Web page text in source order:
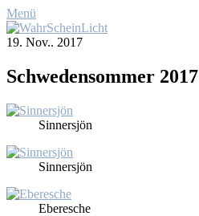
Menü
19. Nov.. 2017
Schwe­den­som­mer 2017
Sin­ners­jön
Sin­ners­jön
Eber­esche